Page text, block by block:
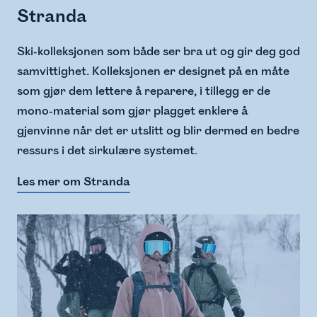
Stranda
Ski-kolleksjonen som både ser bra ut og gir deg god
samvittighet. Kolleksjonen er designet på en måte
som gjør dem lettere å reparere, i tillegg er de
mono-material som gjør plagget enklere å
gjenvinne når det er utslitt og blir dermed en bedre
ressurs i det sirkulære systemet.
Les mer om Stranda